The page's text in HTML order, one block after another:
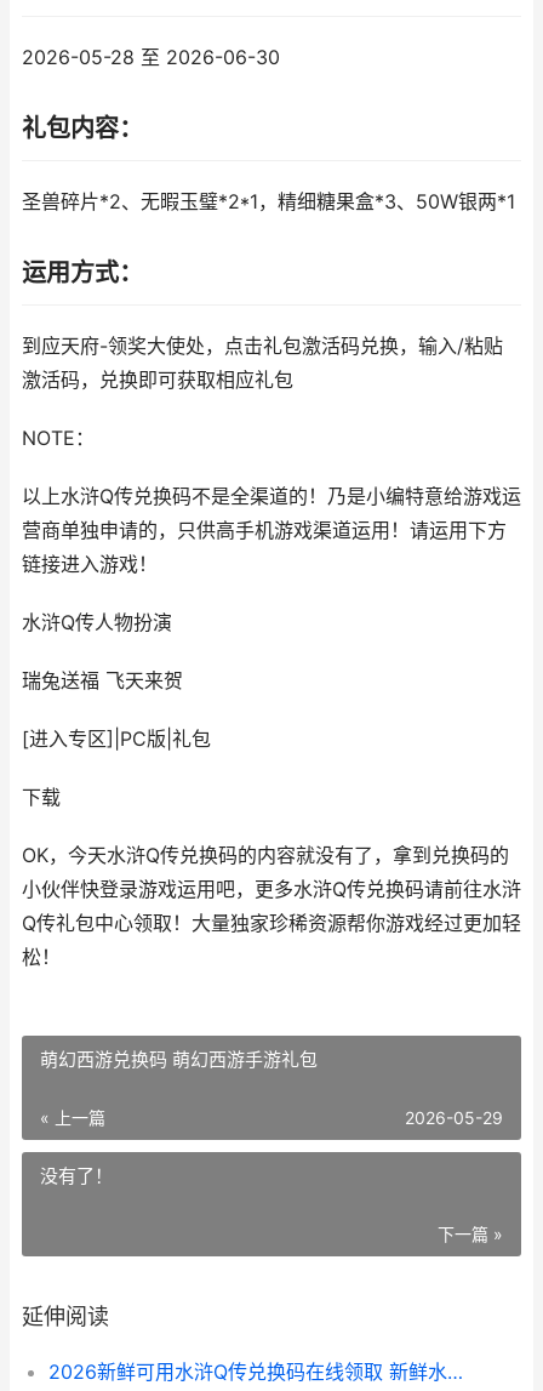
2026-05-28 至 2026-06-30
礼包内容：
圣兽碎片*2、无暇玉璧*2*1，精细糖果盒*3、50W银两*1
运用方式：
到应天府-领奖大使处，点击礼包激活码兑换，输入/粘贴
激活码，兑换即可获取相应礼包
NOTE：
以上水浒Q传兑换码不是全渠道的！乃是小编特意给游戏运
营商单独申请的，只供高手机游戏渠道运用！请运用下方
链接进入游戏！
水浒Q传人物扮演
瑞兔送福 飞天来贺
[进入专区] PC版 礼包
下载
OK，今天水浒Q传兑换码的内容就没有了，拿到兑换码的
小伙伴快登录游戏运用吧，更多水浒Q传兑换码请前往水浒
Q传礼包中心领取！大量独家珍稀资源帮你游戏经过更加轻
松！
萌幻西游兑换码 萌幻西游手游礼包
« 上一篇 2026-05-29
没有了！
下一篇 »
延伸阅读
2026新鲜可用水浒Q传兑换码在线领取 新鲜水指的是生活用水还是生产用水